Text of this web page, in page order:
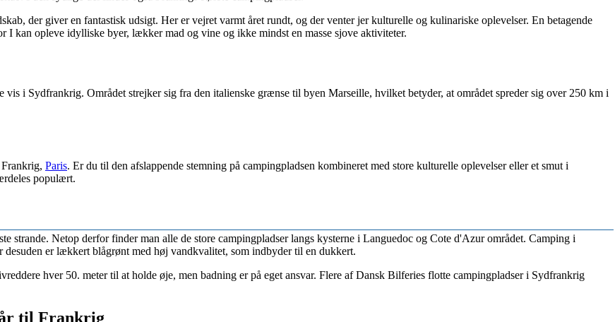
der giver en fantastisk udsigt. Her er vejret varmt året rundt, og der venter jer kulturelle og kulinariske oplevelser. En betagende
I kan opleve idylliske byer, lækker mad og vine og ikke mindst en masse sjove aktiviteter.
vis i Sydfrankrig. Området strejker sig fra den italienske grænse til byen Marseille, hvilket betyder, at området spreder sig over 250 km i
Paris. Er du til den afslappende stemning på campingpladsen kombineret med store kulturelle oplevelser eller et smut i
populært.
strande. Netop derfor finder man alle de store campingpladser langs kysterne i Languedoc og Cote d'Azur området. Camping i
desuden er lækkert blågrønt med høj vandkvalitet, som indbyder til en dukkert.
hver 50. meter til at holde øje, men badning er på eget ansvar. Flere af Dansk Bilferies flotte campingpladser i Sydfrankrig
til Frankrig